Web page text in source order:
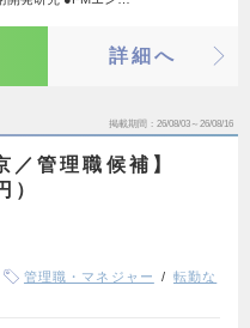
詳細へ
掲載期間 26/08/03～26/08/16
／管理職候補】
）
管理職・マネジャー
転勤な